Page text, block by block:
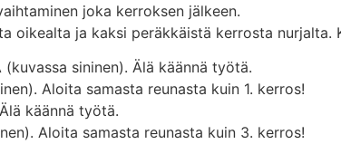
joka kerroksen jälkeen.
oikealta ja kaksi peräkkäistä kerrosta nurjalta.
sininen). Älä käännä työtä.
Aloita samasta reunasta kuin 1. kerros!
käännä työtä.
Aloita samasta reunasta kuin 3. kerros!